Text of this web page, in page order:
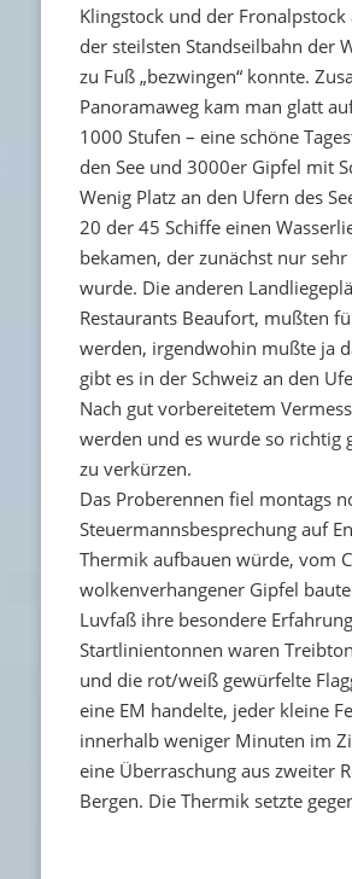
Klingstock und der
der steilsten Standseilbahn der
zu Fuß „bezwingen“ konnte.
Panoramaweg kam man glatt
1000 Stufen – eine schöne
den See und 3000er Gipfel mit
Wenig Platz an den Ufern des
20 der 45 Schiffe einen
bekamen, der zunächst nur
wurde. Die anderen
Restaurants Beaufort, mußten
werden, irgendwohin mußte ja
gibt es in der Schweiz an den
Nach gut vorbereitetem
werden und es wurde so richtig
zu verkürzen.
Das Proberennen fiel montags
Steuermannsbesprechung auf
Thermik aufbauen würde, vom
wolkenverhangener Gipfel
Luvfaß ihre besondere
Startlinientonnen waren
und die rot/weiß gewürfelte
eine EM handelte, jeder kleine
innerhalb weniger Minuten im
eine Überraschung aus zweiter
Bergen. Die Thermik setzte